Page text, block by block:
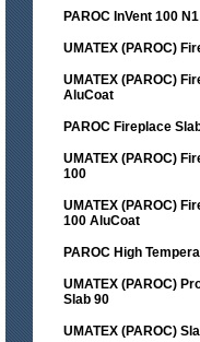
PAROC InVent 100 N1
UMATEX (PAROC)
UMATEX (PAROC)
AluCoat
PAROC Fireplace
UMATEX (PAROC)
100
UMATEX (PAROC)
100 AluCoat
PAROC High
UMATEX (PAROC)
Slab 90
UMATEX (PAROC)